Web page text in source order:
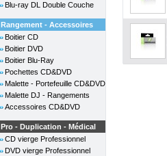
Blu-ray DL Double Couche
Rangement - Accessoires
Boitier CD
Boitier DVD
Boitier Blu-Ray
Pochettes CD&DVD
Malette - Portefeuille CD&DVD
Malette DJ - Rangements
Accessoires CD&DVD
Pro - Duplication - Médical
CD vierge Professionnel
DVD vierge Professionnel